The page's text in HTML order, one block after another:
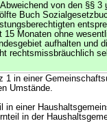
von den §§ 3
Buch
15 Monaten ohne
aufhalten und
rechtsmissbräuchlich
1 in einer
Umstände.
in einer
in der